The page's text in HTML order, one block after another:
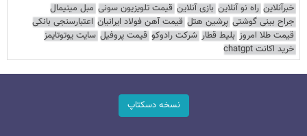
خبرآنلاین راه نو آنلاین بازی آنلاین قیمت تلویزیون سونی مبل مینیمال
جراح بینی گوشتی پرشین هتل قیمت آهن فولاد ایرانیان اعتبارسنجی بانکی
قیمت طلا امروز بلیط قطار شرکت رادوکو قیمت پروفیل سایت یوتوتایمز
خرید اکانت chatgpt
نسخه دسکتاپ